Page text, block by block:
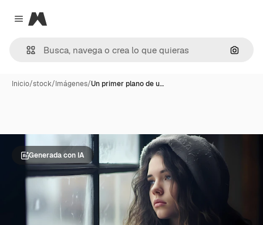
Close menu
Magnific
Inicio/stock/Imágenes/Un primer plano de u…
Generada con IA